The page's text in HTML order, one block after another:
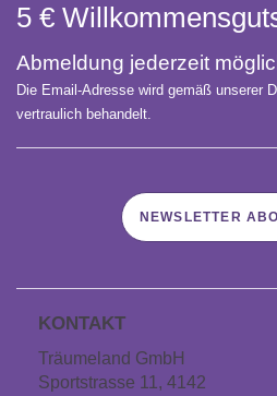
5 €
Abmeldung jederzeit
Die Email-Adresse wird gemäß unserer
vertraulich behandelt.
NEWSLETTER
KONTAKT
Träumeland GmbH
Sportstrasse 11, 4142